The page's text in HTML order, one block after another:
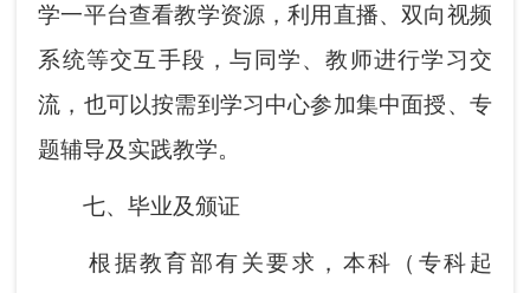
学一平台查看教学资源，利用直播、双向视频
系统等交互手段，与同学、教师进行学习交
流，也可以按需到学习中心参加集中面授、专
题辅导及实践教学。
七、毕业及颁证
根据教育部有关要求，本科（专科起